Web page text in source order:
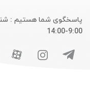
9:00-14:00